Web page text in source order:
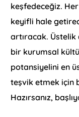
keşfedeceğiz.
keyifli hale
artıracak.
bir kurumsal
potansiyelini en
teşvik etmek için
Hazırsanız,